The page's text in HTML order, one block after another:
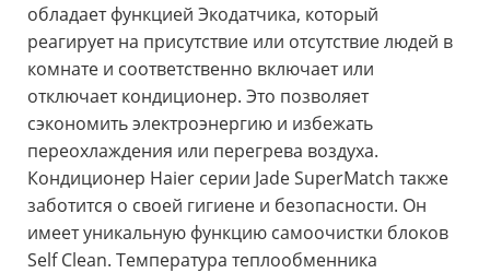
обладает функцией Экодатчика, который
реагирует на присутствие или отсутствие людей в
комнате и соответственно включает или
отключает кондиционер. Это позволяет
сэкономить электроэнергию и избежать
переохлаждения или перегрева воздуха.
Кондиционер Haier серии Jade SuperMatch также
заботится о своей гигиене и безопасности. Он
имеет уникальную функцию самоочистки блоков
Self Clean. Температура теплообменника